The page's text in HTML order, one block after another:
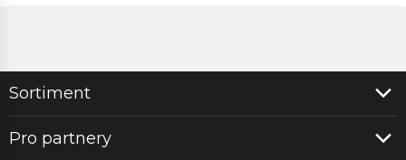
Sortiment
Pro partnery